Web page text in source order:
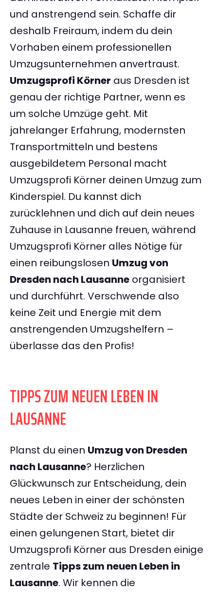
und anstrengend sein. Schaffe dir
deshalb Freiraum, indem du dein
Vorhaben einem professionellen
Umzugsunternehmen anvertraust.
Umzugsprofi Körner aus Dresden ist
genau der richtige Partner, wenn es
um solche Umzüge geht. Mit
jahrelanger Erfahrung, modernsten
Transportmitteln und bestens
ausgebildetem Personal macht
Umzugsprofi Körner deinen Umzug zum
Kinderspiel. Du kannst dich
zurücklehnen und dich auf dein neues
Zuhause in Lausanne freuen, während
Umzugsprofi Körner alles Nötige für
einen reibungslosen Umzug von
Dresden nach Lausanne organisiert
und durchführt. Verschwende also
keine Zeit und Energie mit dem
anstrengenden Umzugshelfern –
überlasse das den Profis!
TIPPS ZUM NEUEN LEBEN IN
LAUSANNE
Planst du einen Umzug von Dresden
nach Lausanne? Herzlichen
Glückwunsch zur Entscheidung, dein
neues Leben in einer der schönsten
Städte der Schweiz zu beginnen! Für
einen gelungenen Start, bietet dir
Umzugsprofi Körner aus Dresden einige
zentrale Tipps zum neuen Leben in
Lausanne. Wir kennen die